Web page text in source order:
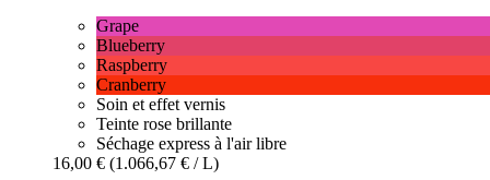
Grape
Blueberry
Raspberry
Cranberry
Soin et effet vernis
Teinte rose brillante
Séchage express à l'air libre
16,00 € (1.066,67 € / L)